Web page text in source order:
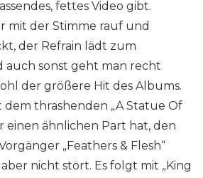
fettes Video gibt.
mit der Stimme rauf und
der Refrain lädt zum
sonst geht man recht
der größere Hit des Albums.
dem thrashenden „A Statue Of
einen ähnlichen Part hat, den
„Feathers & Flesh“
nicht stört. Es folgt mit „King